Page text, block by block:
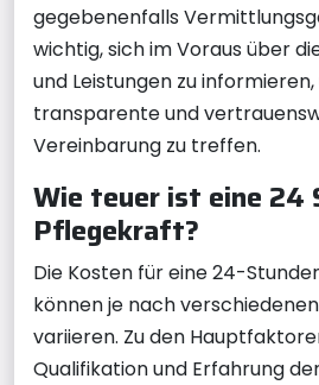
gegebenenfalls
wichtig, sich im Voraus über
und Leistungen zu
transparente und
Vereinbarung zu treffen.
Wie teuer ist eine 24
Pflegekraft?
Die Kosten für eine 24-
können je nach
variieren. Zu den
Qualifikation und Erfahrung